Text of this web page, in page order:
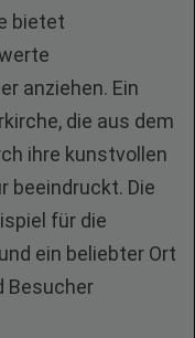
bietet
anziehen. Ein
die aus dem
ihre kunstvollen
beeindruckt. Die
für die
ein beliebter Ort
Besucher